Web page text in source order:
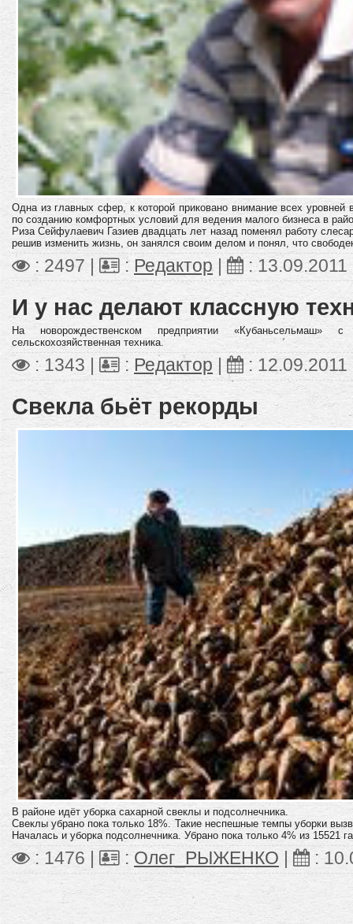
Одна из главных сфер, к которой приковано внимание всех уровней
по созданию комфортных условий для ведения малого бизнеса в
Риза Сейфулаевич Газиев двадцать лет назад поменял работу
решив изменить жизнь, он занялся своим делом и понял, что
: 2497 | : Редактор| : 13.09.2011
И у нас делают классную
На новорождественском предприятии «Кубаньсельмаш» с
сельскохозяйственная техника.
: 1343 | : Редактор | : 12.09.2011
Свекла бьёт рекорды
В районе идёт уборка сахарной свеклы и подсолнечника.
Свеклы убрано пока только 18%. Такие неспешные темпы уборки
Началась и уборка подсолнечника. Убрано пока только 4% из 15521
: 1476 | :Олег_РЫЖЕНКО :